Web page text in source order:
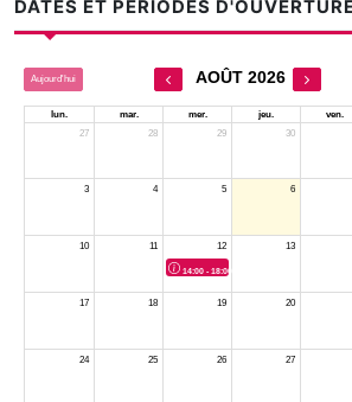
DATES ET PÉRIODES